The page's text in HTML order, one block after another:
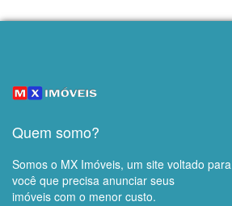
Quem somo?
Somos o MX Imóveis, um site voltado para
você que precisa anunciar seus
imóveis com o menor custo.